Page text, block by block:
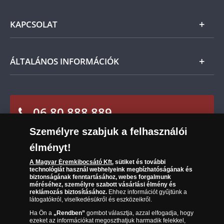
és a kézhezvételtől számított 14 napon belül
visszaküldheti. A
mennyiben időközben kifizette a
termék árát, akkor azt visszatérítjük Önnek.
Magyar
KAPCSOLAT
Ügyfélszolgálat
Leiratkozás a hírlevélről
ÁLTALÁNOS INFORMÁCIÓK
Sütik (cookies) használata
Süti (cookies)Beállítások
Társaságunkról
Az érmék és érmek ára és értéke
Gyakran ismételt kérdések
Adatkezelés
06 80 888 889
(díjmentesen hívható hétfőtől csütörtökig 9.00 és 17.00
óra között, péntekenként 9.00 és 15.00 óra között)
Személyre szabjuk a felhasználói
élményt!
A Magyar Éremkibocsátó Kft.sütiket és további
technológiát használ webhelyeink megbízhatóságának és
biztonságának fenntartásához, webes forgalmunk
méréséhez, személyre szabott vásárlási élmény és
reklámozás biztosításához.Ehhez információt gyűjtünk a
látogatókról, viselkedésükről és eszközeikről.
Ha Ön a „Rendben”gombot választja, azzal elfogadja, hogy
ezeket az információkat megoszthatjuk harmadik felekkel,